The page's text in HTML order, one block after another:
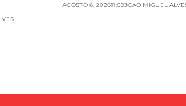
AGOSTO 6, 202611:09JOAO MIGUEL